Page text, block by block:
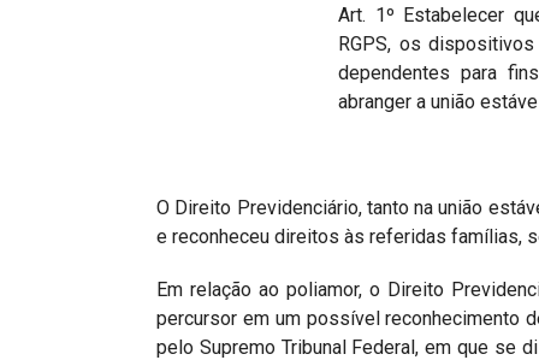
Art. 1º Estabelecer
RGPS, os
dependentes para
abranger a união
O Direito Previdenciário, tanto na união
e reconheceu direitos às referidas famílias,
Em relação ao poliamor, o Direito
percursor em um possível reconhecimento
pelo Supremo Tribunal Federal, em que se